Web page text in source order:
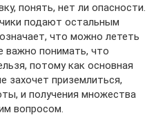
понять, нет ли опасности.
подают остальным
что можно лететь
важно понимать, что
потому как основная
захочет приземлиться,
и получения множества
вопросом.